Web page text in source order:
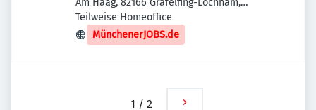
Am Haag, 82166 Gräfelfing-Lochham,
Deutschland
Teilweise Homeoffice
MünchenerJOBS.de
1 / 2